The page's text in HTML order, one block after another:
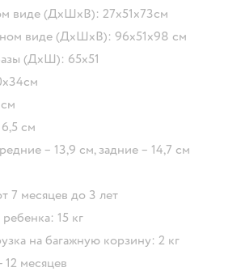
виде (ДхШхВ): 27х51х73см
виде (ДхШхВ): 96х51х98 см
(ДхШ): 65х51
см
– 13,9 см, задние – 14,7 см
7 месяцев до 3 лет
15 кг
на багажную корзину: 2 кг
12 месяцев